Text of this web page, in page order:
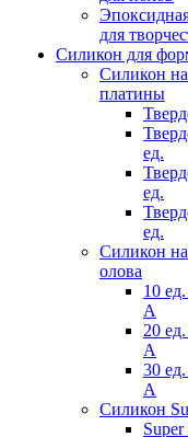
для
Силикон для
Силикон
платины
ед.
ед.
ед.
Силикон
олова
10
А
20
А
30
А
Силикон